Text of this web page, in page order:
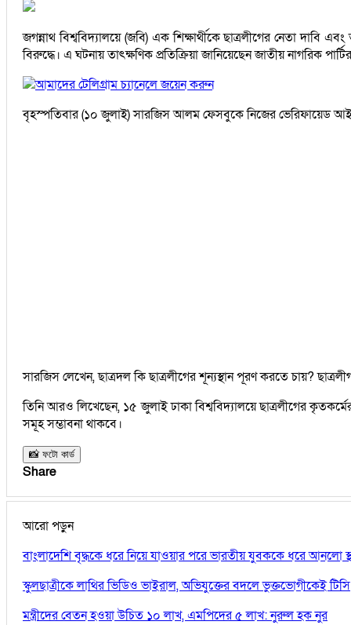
জগন্নাথ বিশ্ববিদ্যালয়ে (জবি) এক শিক্ষার্থীকে ছাত্রলীগের নেতা
বিরুদ্ধে। এ ঘটনায় তাৎক্ষণিক প্রতিক্রিয়া জানিয়েছেন জাতীয় নাগরিক
আমাদের টেলিগ্রাম চ্যানেলে জয়েন করুন
বৃহস্পতিবার (১০ জুলাই) সারজিস আলম ফেসবুকে নিজের ভেরিফায়েড
সারজিস লেখেন, ছাত্রদল কি ছাত্রলীগের শূন্যস্থান পূরণ করতে চায়?
তিনি আরও লিখেছেন, ১৫ জুলাই ঢাকা বিশ্ববিদ্যালয়ে ছাত্রলীগের
সমূহ সম্ভাবনা থাকবে।
📸 ফটো কার্ড
Share
আরো পড়ুন
বাংলাদেশি বৃদ্ধকে ধরে নিয়ে যাওয়ার পরে ভারতীয় যুবককে ধরে আনলো
স্কুলছাত্রীকে লাথির ভিডিও ভাইরাল, অভিযুক্তের বদলে ভুক্তভোগীকেই টিসি
মন্ত্রীদের বেতন হওয়া উচিত ১০ লাখ, এমপিদের ৫ লাখ: নুরুল হক নুর